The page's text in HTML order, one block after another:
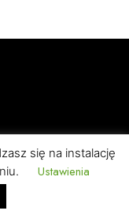
się na instalację
Ustawienia